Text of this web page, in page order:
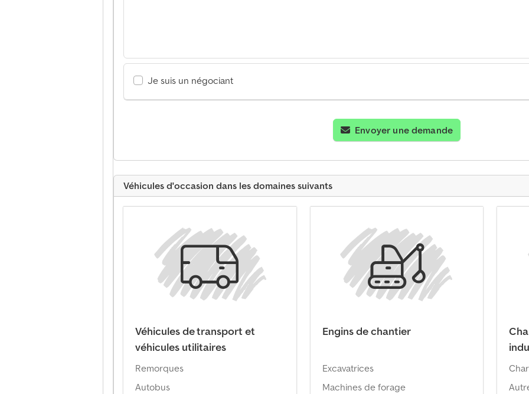
Je suis un négociant
Envoyer une demande
Véhicules d'occasion dans les domaines suivants
Véhicules de transport et
véhicules utilitaires
Remorques
Autobus
Engins de chantier
Excavatrices
Machines de forage